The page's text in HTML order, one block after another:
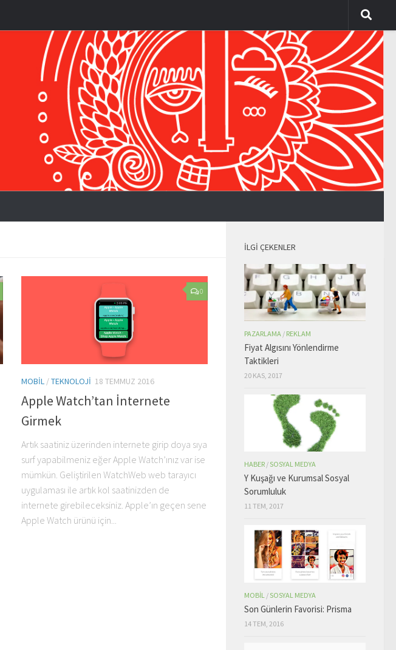
0
MOBIL /TEKNOLOJI 18 TEMMUZ 2016
Apple Watch’tan İnternete
Girmek
Artık saatiniz üzerinden internete girip doya sıya
surf yapabilmeniz eğer Apple Watch’ınız var ise
mümkün. Geliştirilen WatchWeb web tarayıcı
uygulaması ile artık kol saatinizden de
internete girebileceksiniz. Apple’ın geçen sene
Apple Watch ürünü için...
İLGI ÇEKENLER
PAZARLAMA / REKLAM
Fiyat Algısını Yönlendirme
Taktikleri
20 KAS, 2017
HABER /SOSYAL MEDYA
Y Kuşağı ve Kurumsal Sosyal
Sorumluluk
11 TEM, 2017
MOBIL /SOSYAL MEDYA
Son Günlerin Favorisi: Prisma
14 TEM, 2016